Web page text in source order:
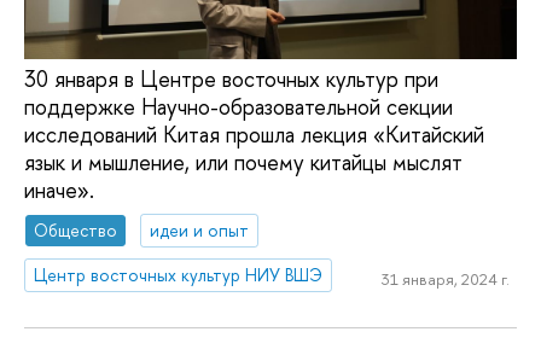
30 января в Центре восточных культур при
поддержке Научно-образовательной секции
исследований Китая прошла лекция «Китайский
язык и мышление, или почему китайцы мыслят
иначе».
Общество
идеи и опыт
Центр восточных культур НИУ ВШЭ
31 января, 2024 г.